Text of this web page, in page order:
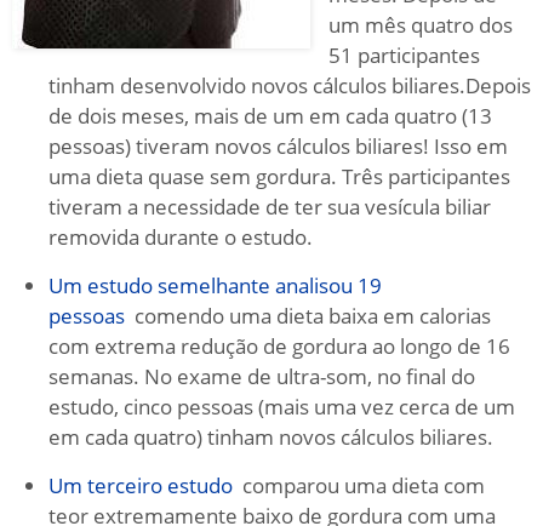
um mês quatro dos
51 participantes
tinham desenvolvido novos cálculos biliares.Depois
de dois meses, mais de um em cada quatro (13
pessoas) tiveram novos cálculos biliares! Isso em
uma dieta quase sem gordura. Três participantes
tiveram a necessidade de ter sua vesícula biliar
removida durante o estudo.
Um estudo semelhante analisou 19
pessoas comendo uma dieta baixa em calorias
com extrema redução de gordura ao longo de 16
semanas. No exame de ultra-som, no final do
estudo, cinco pessoas (mais uma vez cerca de um
em cada quatro) tinham novos cálculos biliares.
Um terceiro estudo comparou uma dieta com
teor extremamente baixo de gordura com uma